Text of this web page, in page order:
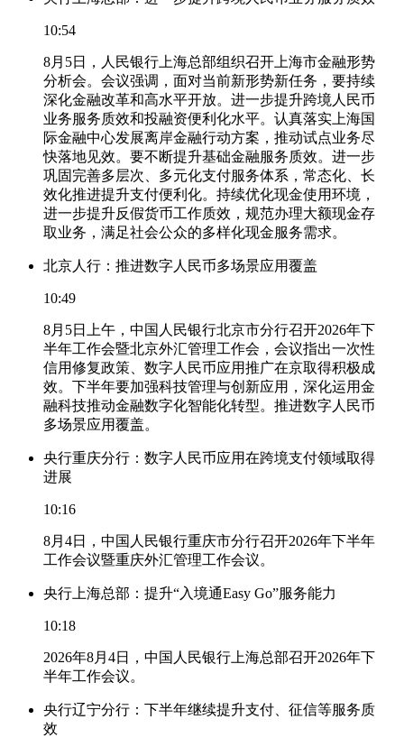
10:54
8月5日，人民银行上海总部组织召开上海市金融形势
分析会。会议强调，面对当前新形势新任务，要持续
深化金融改革和高水平开放。进一步提升跨境人民币
业务服务质效和投融资便利化水平。认真落实上海国
际金融中心发展离岸金融行动方案，推动试点业务尽
快落地见效。要不断提升基础金融服务质效。进一步
巩固完善多层次、多元化支付服务体系，常态化、长
效化推进提升支付便利化。持续优化现金使用环境，
进一步提升反假货币工作质效，规范办理大额现金存
取业务，满足社会公众的多样化现金服务需求。
北京人行：推进数字人民币多场景应用覆盖
10:49
8月5日上午，中国人民银行北京市分行召开2026年下
半年工作会暨北京外汇管理工作会，会议指出一次性
信用修复政策、数字人民币应用推广在京取得积极成
效。下半年要加强科技管理与创新应用，深化运用金
融科技推动金融数字化智能化转型。推进数字人民币
多场景应用覆盖。
央行重庆分行：数字人民币应用在跨境支付领域取得
进展
10:16
8月4日，中国人民银行重庆市分行召开2026年下半年
工作会议暨重庆外汇管理工作会议。
央行上海总部：提升“入境通Easy Go”服务能力
10:18
2026年8月4日，中国人民银行上海总部召开2026年下
半年工作会议。
央行辽宁分行：下半年继续提升支付、征信等服务质
效